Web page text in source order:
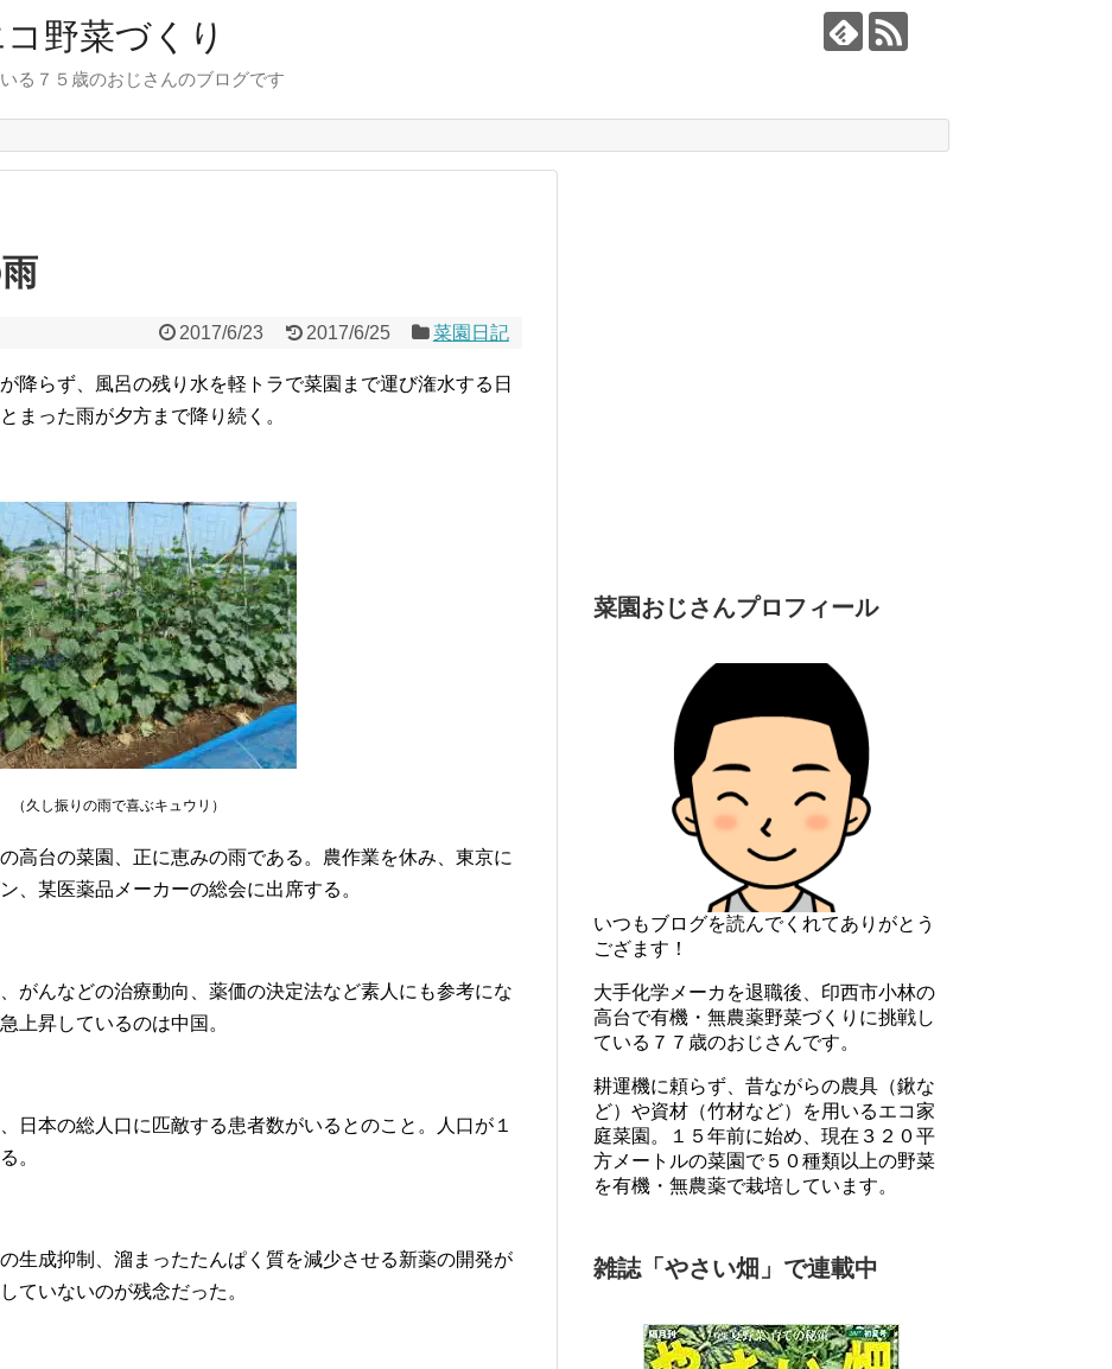
野菜づくり
る７５歳のおじさんのブログです
2017/6/23 2017/6/25 菜園日記
降らず、風呂の残り水を軽トラで菜園まで運び潅水する日
まった雨が夕方まで降り続く。
（久し振りの雨で喜ぶキュウリ）
高台の菜園、正に恵みの雨である。農作業を休み、東京に
、某医薬品メーカーの総会に出席する。
がんなどの治療動向、薬価の決定法など素人にも参考にな
上昇しているのは中国。
日本の総人口に匹敵する患者数がいるとのこと。人口が１
。
生成抑制、溜まったたんぱく質を減少させる新薬の開発が
ていないのが残念だった。
菜園おじさんプロフィール
いつもブログを読んでくれてありがとう
ござます！
大手化学メーカを退職後、印西市小林の
高台で有機・無農薬野菜づくりに挑戦し
ている７７歳のおじさんです。
耕運機に頼らず、昔ながらの農具（鍬な
ど）や資材（竹材など）を用いるエコ家
庭菜園。１５年前に始め、現在３２０平
方メートルの菜園で５０種類以上の野菜
を有機・無農薬で栽培しています。
雑誌「やさい畑」で連載中